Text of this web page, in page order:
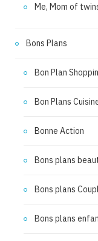
Me, Mom of
Bons Plans
Bon Plan
Bon Plans
Bonne Action
Bons plans
Bons plans
Bons plans